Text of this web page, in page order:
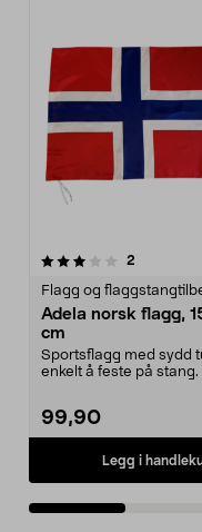
2
Flagg og
Adela norsk flagg,
cm
Sportsflagg med sydd
enkelt å feste på stang.
99,90
Legg i
4.5 av 5 stjerner